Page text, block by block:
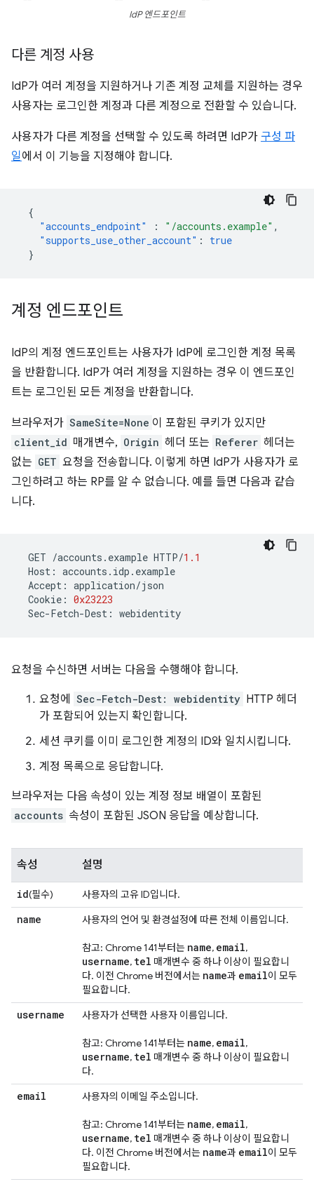
IdP 엔드포인트
다른 계정 사용
IdP가 여러 계정을 지원하거나 기존 계정 교체를 지원하는 경우
사용자는 로그인한 계정과 다른 계정으로 전환할 수 있습니다.
사용자가 다른 계정을 선택할 수 있도록 하려면 IdP가 구성 파
일에서 이 기능을 지정해야 합니다.
{
"accounts_endpoint"
: "/accounts.example" ,
"supports_use_other_account" :
true
}
계정 엔드포인트
IdP의 계정 엔드포인트는 사용자가 IdP에 로그인한 계정 목록
을 반환합니다. IdP가 여러 계정을 지원하는 경우 이 엔드포인
트는 로그인된 모든 계정을 반환합니다.
브라우저가 SameSite=None 이 포함된 쿠키가 있지만
client_id 매개변수, Origin 헤더 또는 Referer 헤더는
없는 GET 요청을 전송합니다. 이렇게 하면 IdP가 사용자가 로
그인하려고 하는 RP를 알 수 없습니다. 예를 들면 다음과 같습
니다.
GET /accounts . example HTTP/1.1
Host : accounts . idp . example
Accept : application/json
Cookie : 0x23223
Sec-Fetch-Dest : webidentity
요청을 수신하면 서버는 다음을 수행해야 합니다.
요청에 Sec-Fetch-Dest: webidentity HTTP 헤더
가 포함되어 있는지 확인합니다.
세션 쿠키를 이미 로그인한 계정의 ID와 일치시킵니다.
계정 목록으로 응답합니다.
브라우저는 다음 속성이 있는 계정 정보 배열이 포함된
accounts 속성이 포함된 JSON 응답을 예상합니다.
속성 설명
id(필수) 사용자의 고유 ID입니다.
name 사용자의 언어 및 환경설정에 따른 전체 이름입니다.
참고: Chrome 141부터는 name, email,
username, tel 매개변수 중 하나 이상이 필요합니
다. 이전 Chrome 버전에서는 name과 email이 모두
필요합니다.
username 사용자가 선택한 사용자 이름입니다.
참고: Chrome 141부터는 name, email,
username, tel 매개변수 중 하나 이상이 필요합니
다.
email 사용자의 이메일 주소입니다.
참고: Chrome 141부터는 name, email,
username, tel 매개변수 중 하나 이상이 필요합니
다. 이전 Chrome 버전에서는 name과 email이 모두
필요합니다.